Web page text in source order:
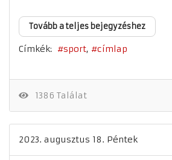
Tovább a teljes bejegyzéshez
Címkék: sport címlap
1386 Találat
2023. augusztus 18. Péntek